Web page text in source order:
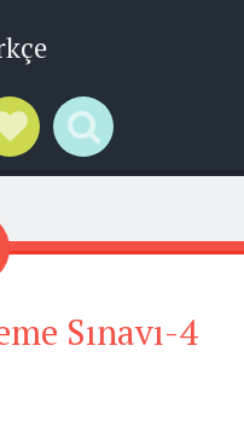
Social Links
Search
Sınavı-4